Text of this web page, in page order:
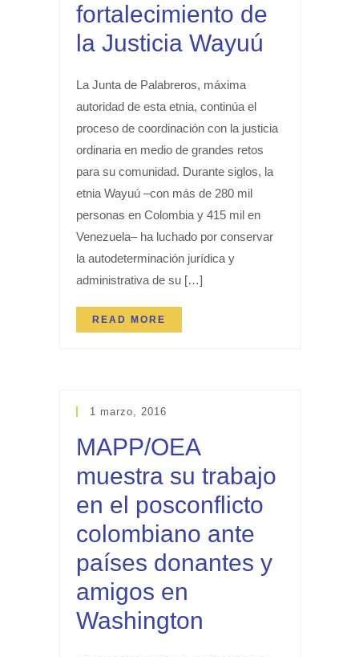
fortalecimiento de
la Justicia Wayuú
La Junta de Palabreros, máxima
autoridad de esta etnia, continúa el
proceso de coordinación con la justicia
ordinaria en medio de grandes retos
para su comunidad. Durante siglos, la
etnia Wayuú –con más de 280 mil
personas en Colombia y 415 mil en
Venezuela– ha luchado por conservar
la autodeterminación jurídica y
administrativa de su […]
READ MORE
1 marzo, 2016
MAPP/OEA
muestra su trabajo
en el posconflicto
colombiano ante
países donantes y
amigos en
Washington